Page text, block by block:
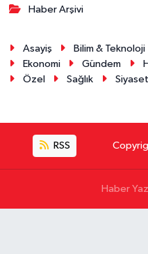
Haber Arşivi
Asayiş Bilim & Teknoloji
Ekonomi
Gündem
Özel
Sağlık Siyaset
RSS
Haber